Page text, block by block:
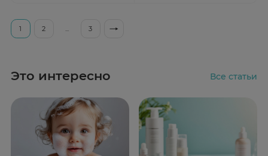
1 2 ... 3
Это интересно Все статьи